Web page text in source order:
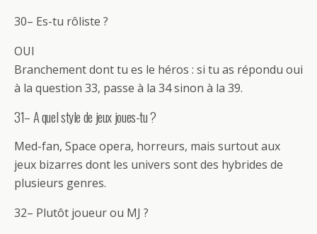
30– Es-tu rôliste ?
OUI
Branchement dont tu es le héros : si tu as répondu oui
à la question 33, passe à la 34 sinon à la 39.
31– A quel style de jeux joues-tu ?
Med-fan, Space opera, horreurs, mais surtout aux
jeux bizarres dont les univers sont des hybrides de
plusieurs genres.
32– Plutôt joueur ou MJ ?